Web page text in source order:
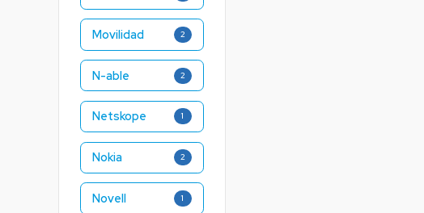
Movilidad 2
N-able 2
Netskope 1
Nokia 2
Novell 1